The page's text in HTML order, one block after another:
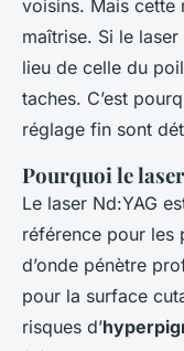
voisins. Mais cette
maîtrise. Si le
lieu de celle du
taches. C’est
réglage fin sont
Pourquoi le
Le laser Nd:YAG
référence pour les
d’onde pénètre
pour la surface
risques d’